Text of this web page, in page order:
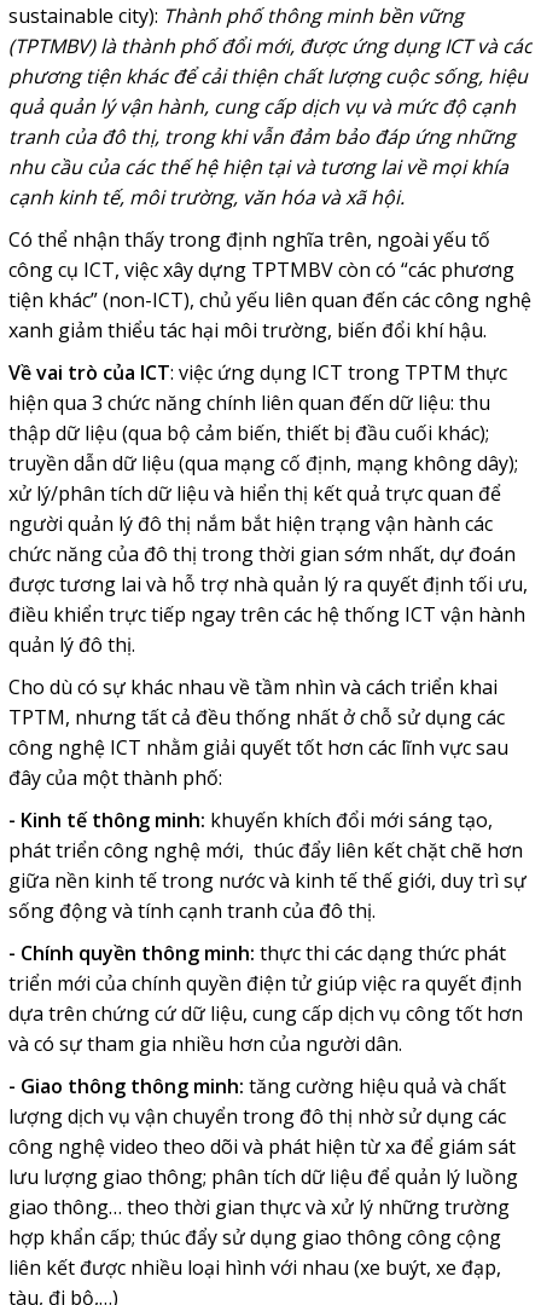
sustainable city): Thành phố thông minh bền vững
(TPTMBV) là thành phố đổi mới, được ứng dụng ICT và các
phương tiện khác để cải thiện chất lượng cuộc sống, hiệu
quả quản lý vận hành, cung cấp dịch vụ và mức độ cạnh
tranh của đô thị, trong khi vẫn đảm bảo đáp ứng những
nhu cầu của các thế hệ hiện tại và tương lai về mọi khía
cạnh kinh tế, môi trường, văn hóa và xã hội.
Có thể nhận thấy trong định nghĩa trên, ngoài yếu tố
công cụ ICT, việc xây dựng TPTMBV còn có “các phương
tiện khác” (non-ICT), chủ yếu liên quan đến các công nghệ
xanh giảm thiểu tác hại môi trường, biến đổi khí hậu.
Về vai trò của ICT: việc ứng dụng ICT trong TPTM thực
hiện qua 3 chức năng chính liên quan đến dữ liệu: thu
thập dữ liệu (qua bộ cảm biến, thiết bị đầu cuối khác);
truyền dẫn dữ liệu (qua mạng cố định, mạng không dây);
xử lý/phân tích dữ liệu và hiển thị kết quả trực quan để
người quản lý đô thị nắm bắt hiện trạng vận hành các
chức năng của đô thị trong thời gian sớm nhất, dự đoán
được tương lai và hỗ trợ nhà quản lý ra quyết định tối ưu,
điều khiển trực tiếp ngay trên các hệ thống ICT vận hành
quản lý đô thị.
Cho dù có sự khác nhau về tầm nhìn và cách triển khai
TPTM, nhưng tất cả đều thống nhất ở chỗ sử dụng các
công nghệ ICT nhằm giải quyết tốt hơn các lĩnh vực sau
đây của một thành phố:
- Kinh tế thông minh: khuyến khích đổi mới sáng tạo,
phát triển công nghệ mới, thúc đẩy liên kết chặt chẽ hơn
giữa nền kinh tế trong nước và kinh tế thế giới, duy trì sự
sống động và tính cạnh tranh của đô thị.
- Chính quyền thông minh: thực thi các dạng thức phát
triển mới của chính quyền điện tử giúp việc ra quyết định
dựa trên chứng cứ dữ liệu, cung cấp dịch vụ công tốt hơn
và có sự tham gia nhiều hơn của người dân.
- Giao thông thông minh: tăng cường hiệu quả và chất
lượng dịch vụ vận chuyển trong đô thị nhờ sử dụng các
công nghệ video theo dõi và phát hiện từ xa để giám sát
lưu lượng giao thông; phân tích dữ liệu để quản lý luồng
giao thông… theo thời gian thực và xử lý những trường
hợp khẩn cấp; thúc đẩy sử dụng giao thông công cộng
liên kết được nhiều loại hình với nhau (xe buýt, xe đạp,
tàu, đi bộ,…)